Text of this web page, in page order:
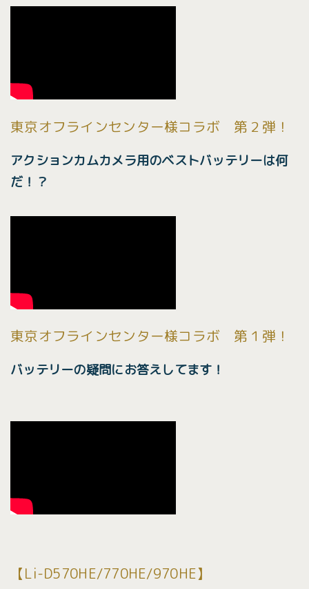
東京オフラインセンター様コラボ 第２弾！
アクションカムカメラ用のベストバッテリーは何
だ！？
東京オフラインセンター様コラボ 第１弾！
バッテリーの疑問にお答えしてます！
【Li-D570HE/770HE/970HE】